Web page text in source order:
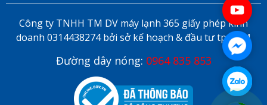
Công ty TNHH TM DV máy lạnh 365 giấy phép kinh
doanh 0314438274 bởi sở kế hoạch & đầu tư tp HCM
Đường dây nóng: 0964 835 853